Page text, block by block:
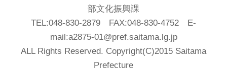
部文化振興課
TEL:048-830-2879 FAX:048-830-4752 E-
mail:a2875-01@pref.saitama.lg.jp
ALL Rights Reserved. Copyright(C)2015 Saitama
Prefecture